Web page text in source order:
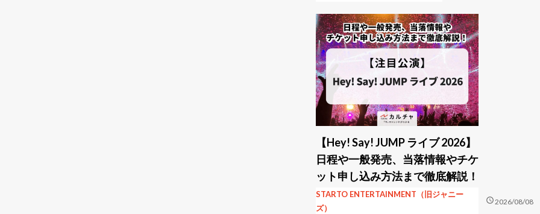
【Hey! Say! JUMP ライブ 2026】
日程や一般発売、当落情報やチケ
ット申し込み方法まで徹底解説！
STARTO ENTERTAINMENT（旧ジャニー
ズ）
schedule2026/08/08